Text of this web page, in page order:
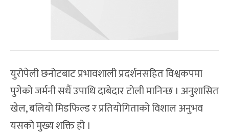
युरोपेली छनोटबाट प्रभावशाली प्रदर्शनसहित विश्वकपमा
पुगेको जर्मनी सधैं उपाधि दाबेदार टोली मानिन्छ । अनुशासित
खेल, बलियो मिडफिल्ड र प्रतियोगिताको विशाल अनुभव
यसको मुख्य शक्ति हो ।